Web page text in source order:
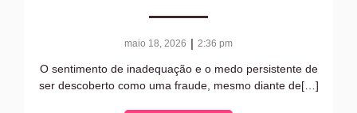
maio 18, 2026 | 2:36 pm
O sentimento de inadequação e o medo persistente de
ser descoberto como uma fraude, mesmo diante de[…]